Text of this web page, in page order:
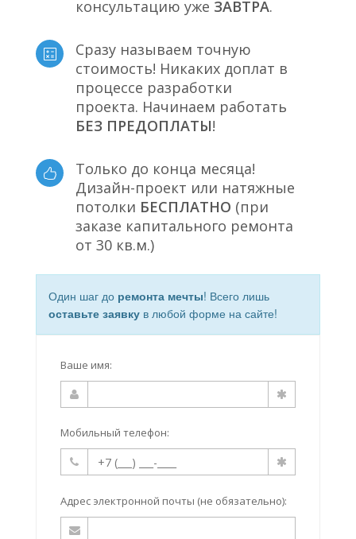
консультацию уже ЗАВТРА.
Сразу называем точную
стоимость! Никаких доплат в
процессе разработки
проекта. Начинаем работать
БЕЗ ПРЕДОПЛАТЫ!
Только до конца месяца!
Дизайн-проект или натяжные
потолки БЕСПЛАТНО (при
заказе капитального ремонта
от 30 кв.м.)
Один шаг до ремонта мечты! Всего лишь
оставьте заявку в любой форме на сайте!
Ваше имя:
Мобильный телефон:
Адрес электронной почты (не обязательно):